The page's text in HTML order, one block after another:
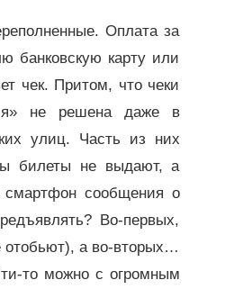
Оплата за
банковскую карту или
чек. Притом, что чеки
не решена даже в
улиц. Часть из них
билеты не выдают, а
смартфон сообщения о
Во-первых,
отобьют), а во-вторых…
то можно с огромным